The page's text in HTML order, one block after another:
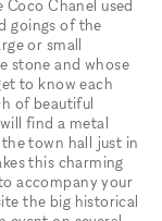
Chanel used
goings of the
or small
stone and whose
to know each
of beautiful
find a metal
town hall just in
this charming
accompany your
the big historical